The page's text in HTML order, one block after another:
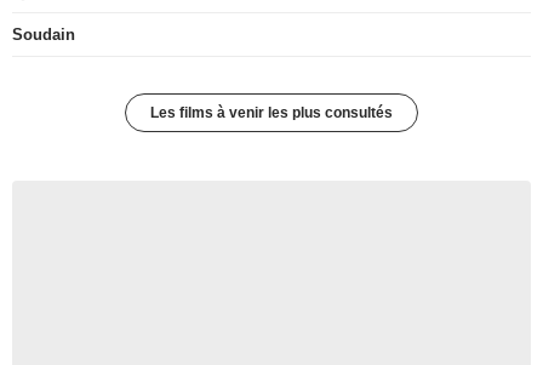
Soudain
Les films à venir les plus consultés